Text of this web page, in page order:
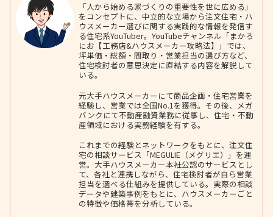
「人から始める家づくりの重要性を世に広める」
をコンセプトに、中立的な立場から注文住宅・ハ
ウスメーカー選びに関する実践的な情報を発信す
る住宅系YouTuber。YouTubeチャンネル「まかろ
にお【工務店&ハウスメーカー攻略法】」では、
坪単価・総額・間取り・営業担当の選び方など、
住宅検討者の意思決定に直結する内容を解説して
いる。
元大手ハウスメーカーにて商品企画・住宅営業を
経験し、営業では全国No.1を獲得。その後、メガ
バンクにて不動産融資業務に従事し、住宅・不動
産領域における実務経験を有する。
これまでの経験とネットワークをもとに、注文住
宅の相談サービス「MEGULIE（メグリエ）」を運
営。大手ハウスメーカー本社公認のサービスとし
て、各社と連携しながら、住宅検討者が自ら営業
担当を選べる仕組みを提供している。実際の相談
データや建築事例をもとに、ハウスメーカーごと
の特徴や価格帯を分析している。